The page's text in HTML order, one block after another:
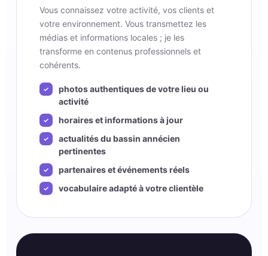
Vous connaissez votre activité, vos clients et
votre environnement. Vous transmettez les
médias et informations locales ; je les
transforme en contenus professionnels et
cohérents.
photos authentiques de votre lieu ou
activité
horaires et informations à jour
actualités du bassin annécien
pertinentes
partenaires et événements réels
vocabulaire adapté à votre clientèle